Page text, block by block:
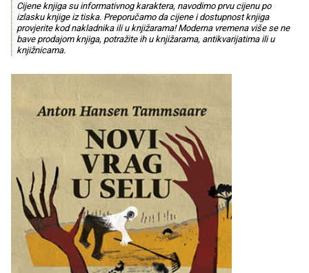
Cijene knjiga su informativnog karaktera, navodimo prvu cijenu po
izlasku knjige iz tiska. Preporučamo da cijene i dostupnost knjiga
provjerite kod nakladnika ili u knjižarama! Moderna vremena više se ne
bave prodajom knjiga, potražite ih u knjižarama, antikvarijatima ili u
knjižnicama.